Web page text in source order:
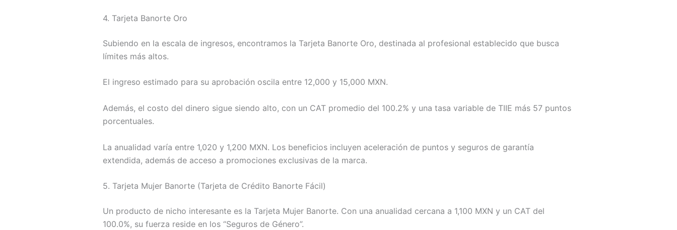
4. Tarjeta Banorte Oro
Subiendo en la escala de ingresos, encontramos la Tarjeta Banorte Oro, destinada al profesional establecido que busca
límites más altos.
El ingreso estimado para su aprobación oscila entre 12,000 y 15,000 MXN.
Además, el costo del dinero sigue siendo alto, con un CAT promedio del 100.2% y una tasa variable de TIIE más 57 puntos
porcentuales.
La anualidad varía entre 1,020 y 1,200 MXN. Los beneficios incluyen aceleración de puntos y seguros de garantía
extendida, además de acceso a promociones exclusivas de la marca.
5. Tarjeta Mujer Banorte (Tarjeta de Crédito Banorte Fácil)
Un producto de nicho interesante es la Tarjeta Mujer Banorte. Con una anualidad cercana a 1,100 MXN y un CAT del
100.0%, su fuerza reside en los “Seguros de Género”.